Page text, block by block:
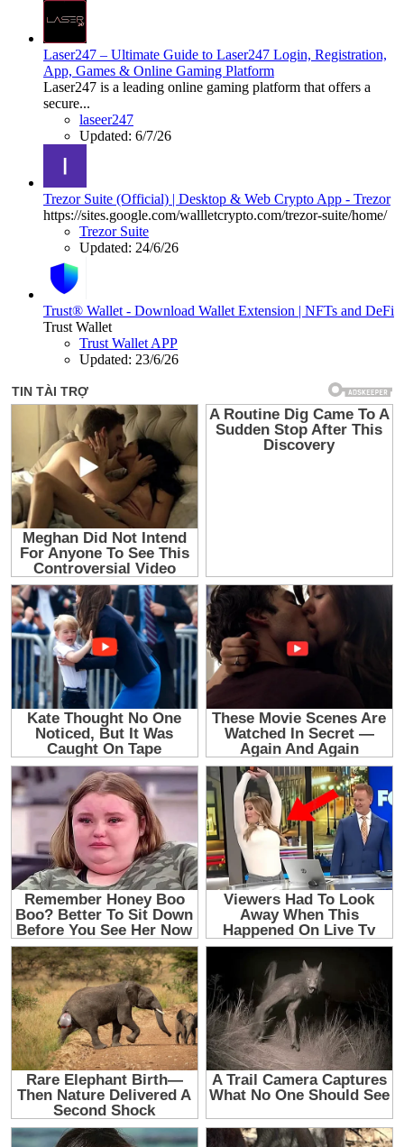
Laser247 – Ultimate Guide to Laser247 Login, Registration,
App, Games & Online Gaming Platform
Laser247 is a leading online gaming platform that offers a
secure...
laseer247
Updated: 6/7/26
Trezor Suite (Official) | Desktop & Web Crypto App - Trezor
https://sites.google.com/wallletcrypto.com/trezor-suite/home/
Trezor Suite
Updated: 24/6/26
Trust® Wallet - Download Wallet Extension | NFTs and DeFi
Trust Wallet
Trust Wallet APP
Updated: 23/6/26